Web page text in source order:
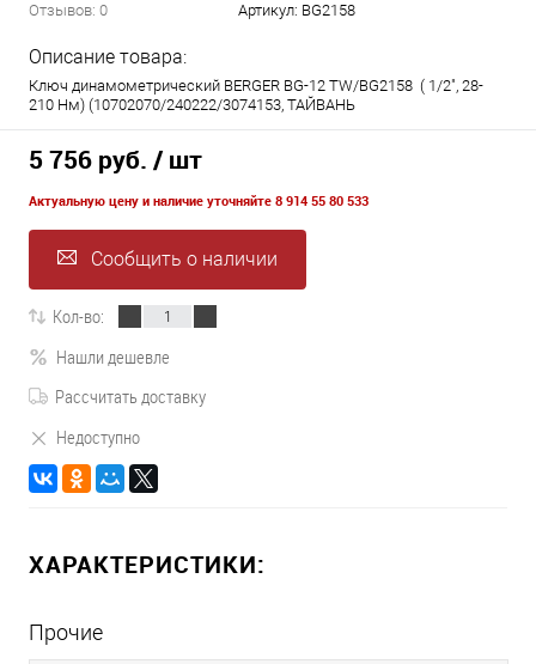
Отзывов: 0 Артикул: BG2158
Описание товара:
Ключ динамометрический BERGER BG-12 TW/BG2158 ( 1/2", 28-
210 Нм) (10702070/240222/3074153, ТАЙВАНЬ
5 756 руб. / шт
Актуальную цену и наличие уточняйте 8 914 55 80 533
Сообщить о наличии
Кол-во:
Нашли дешевле
Рассчитать доставку
Недоступно
ХАРАКТЕРИСТИКИ:
Прочие